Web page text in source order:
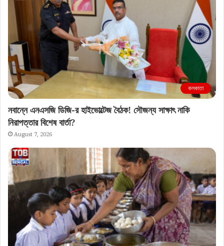
কলকাতা
নবান্নে এনএসজি ডিজি-র হাইভোল্টেজ বৈঠক! সৌজন্য সাক্ষাৎ নাকি
নিরাপত্তার বিশেষ বার্তা?
August 7, 2026